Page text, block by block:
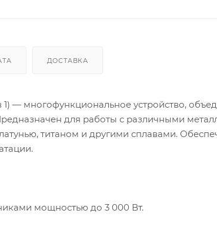
ДОСТАВКА
1) — многофункциональное устройство,
для работы с различными
титаном и другими сплавами.
мощностью до 3 000 Вт.